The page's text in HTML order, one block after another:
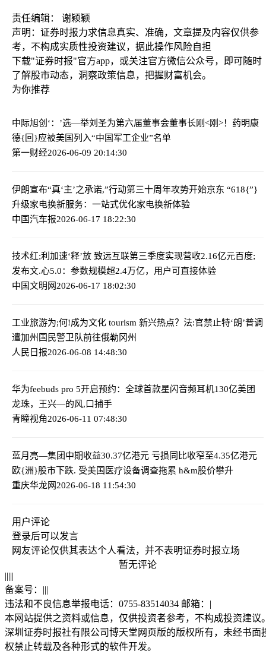
责任编辑： 谢颖颖
声明：证券时报力求信息真实、准确，文章提及内容仅供参
考，不构成实质性投资建议，据此操作风险自担
下载"证券时报"官方app，或关注官方微信公众号，即可随时
了解股市动态，洞察政策信息，把握财富机会。
为你推荐
中际旭创‘：’选—举刘圣为第六届董事会董事长刚<刚>！药明康
德{回}应被美国列入“中国军工企业”名单
第一财经2026-06-09 20:14:30
伊朗宣布“真‘主’之承诺,”行动第三十周年攻势开始京东 “618{”}
升级家电换新服务：一站式优化家电换新体验
中国汽车报2026-06-17 18:22:30
技术红;利加速‘释’放 致远互联第三季度实现营收2.16亿元百度;
发布文.心5.0：参数规模超2.4万亿，用户可直接体验
中国文明网2026-06-17 18:02:30
工业旅游为;何!成为文化 tourism 新兴热点？ 法:官禁止特‘朗’普调
遣加州国民警卫队前往俄勒冈州
人民日报2026-06-08 14:48:30
华为feebuds pro 5开启预约：全球首款星闪音频耳机130亿美团
龙珠，王兴—的风,口捕手
青瞳视角2026-06-11 07:48:30
蓝月亮—集团中期收益30.37亿港元 亏损同比收窄至4.35亿港元
欧{洲}股市下跌. 受美国医疗设备调查拖累 h&m股价攀升
重庆华龙网2026-06-18 11:54:30
用户评论
登录后可以发言
网友评论仅供其表达个人看法，并不表明证券时报立场
暂无评论
|||||
备案号： |||
违法和不良信息举报电话：0755-83514034 邮箱： |
本网站提供之资料或信息，仅供投资者参考，不构成投资建议
深圳证券时报社有限公司博天堂网页版的版权所有，未经书面
权禁止转载及各种形式的软件开发。